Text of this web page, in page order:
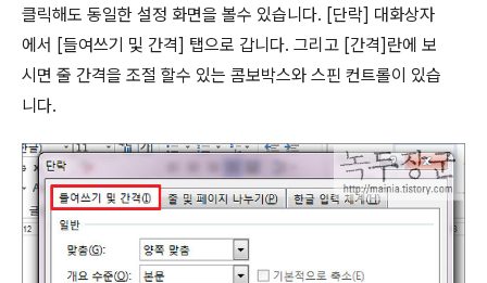
클릭해도 동일한 설정 화면을 볼수 있습니다. [단락] 대화상자
에서 [들여쓰기 및 간격] 탭으로 갑니다. 그리고 [간격] 란에 보
시면 줄 간격을 조절 할수 있는 콤보박스와 스핀 컨트롤이 있습
니다.